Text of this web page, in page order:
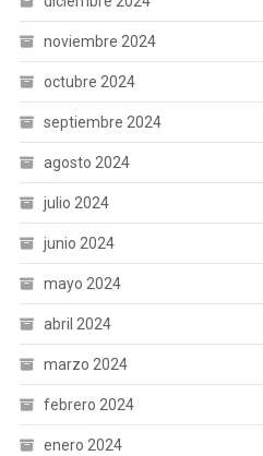
noviembre 2024
octubre 2024
septiembre 2024
agosto 2024
julio 2024
junio 2024
mayo 2024
abril 2024
marzo 2024
febrero 2024
enero 2024